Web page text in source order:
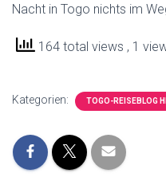
Nacht in Togo nichts im
164 total views , 1
Kategorien: TOGO-REISEBLOG